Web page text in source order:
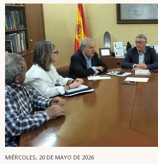
MIÉRCOLES, 20 DE MAYO DE 2026